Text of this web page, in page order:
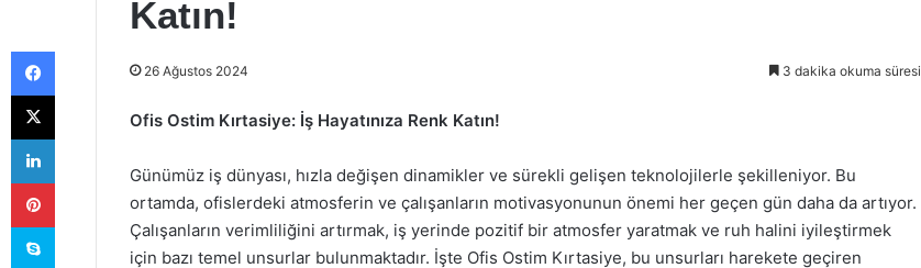
Katın!
26 Ağustos 2024 3 dakika okuma süresi
Ofis Ostim Kırtasiye: İş Hayatınıza Renk Katın!
Günümüz iş dünyası, hızla değişen dinamikler ve sürekli gelişen teknolojilerle şekilleniyor. Bu
ortamda, ofislerdeki atmosferin ve çalışanların motivasyonunun önemi her geçen gün daha da artıyor.
Çalışanların verimliliğini artırmak, iş yerinde pozitif bir atmosfer yaratmak ve ruh halini iyileştirmek
için bazı temel unsurlar bulunmaktadır. İşte Ofis Ostim Kırtasiye, bu unsurları harekete geçiren
Facebook
X
LinkedIn
Pinterest
Skype